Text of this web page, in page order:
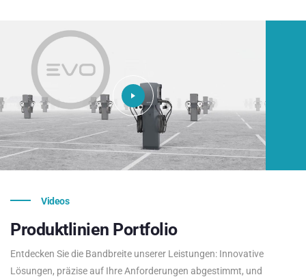
Videos
Produktlinien Portfolio
Entdecken Sie die Bandbreite unserer Leistungen: Innovative
Lösungen, präzise auf Ihre Anforderungen abgestimmt, und